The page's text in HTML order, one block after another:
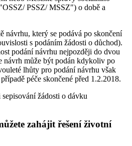
PSSZ/ MSSZ") o době a
návrhu, který se podává po skončení
s podáním žádosti o důchod).
podání návrhu nejpozději do dvou
návrh může být podán kdykoliv po
lhůty pro podání návrhu však
péče skončené před 1.2.2018.
žádosti o dávku
zahájit řešení životní